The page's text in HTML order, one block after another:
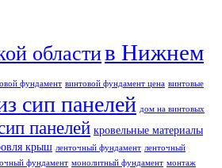
областив Нижнем
фундамент винтовой фундамент цена винтовые
сип панелей дом на винтовых
панелей кровельные материалы
крыш ленточный фундамент ленточный
фундамент монолитный фундамент монтаж